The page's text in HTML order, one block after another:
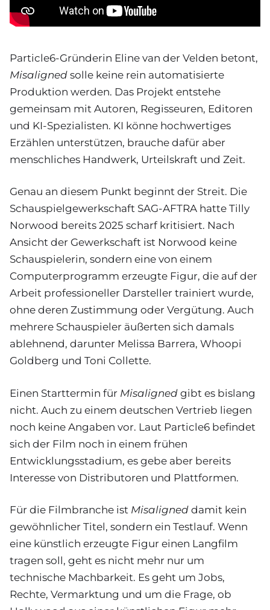
Particle6-Gründerin Eline van der Velden betont,
Misaligned solle keine rein automatisierte
Produktion werden. Das Projekt entstehe
gemeinsam mit Autoren, Regisseuren, Editoren
und KI-Spezialisten. KI könne hochwertiges
Erzählen unterstützen, brauche dafür aber
menschliches Handwerk, Urteilskraft und Zeit.
Genau an diesem Punkt beginnt der Streit. Die
Schauspielgewerkschaft SAG-AFTRA hatte Tilly
Norwood bereits 2025 scharf kritisiert. Nach
Ansicht der Gewerkschaft ist Norwood keine
Schauspielerin, sondern eine von einem
Computerprogramm erzeugte Figur, die auf der
Arbeit professioneller Darsteller trainiert wurde,
ohne deren Zustimmung oder Vergütung. Auch
mehrere Schauspieler äußerten sich damals
ablehnend, darunter Melissa Barrera, Whoopi
Goldberg und Toni Collette.
Einen Starttermin für Misaligned gibt es bislang
nicht. Auch zu einem deutschen Vertrieb liegen
noch keine Angaben vor. Laut Particle6 befindet
sich der Film noch in einem frühen
Entwicklungsstadium, es gebe aber bereits
Interesse von Distributoren und Plattformen.
Für die Filmbranche ist Misaligned damit kein
gewöhnlicher Titel, sondern ein Testlauf. Wenn
eine künstlich erzeugte Figur einen Langfilm
tragen soll, geht es nicht mehr nur um
technische Machbarkeit. Es geht um Jobs,
Rechte, Vermarktung und um die Frage, ob